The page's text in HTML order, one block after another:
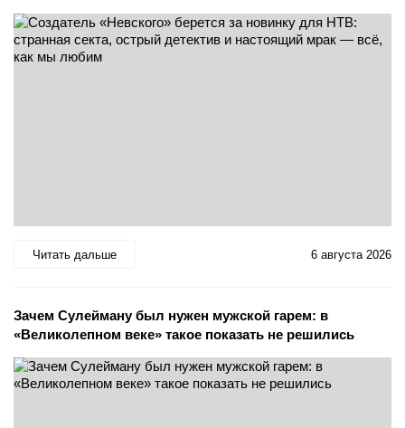
Читать дальше 6 августа 2026
Зачем Сулейману был нужен мужской гарем: в
«Великолепном веке» такое показать не решились